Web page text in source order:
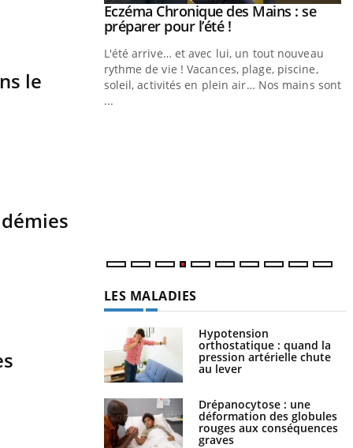
le
les soignants.
Youtube
Eczéma Chronique des Mains : se
préparer pour l’été !Youtube
L'été arrive… et avec lui, un tout nouveau
rythme de vie ! Vacances, plage, piscine,
soleil, activités en plein air… Nos mains sont
...
LES MALADIES
Hypotension
orthostatique : quand la
pression artérielle chute
au lever
Drépanocytose : une
déformation des globules
rouges aux conséquences
graves